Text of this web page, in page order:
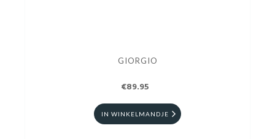
GIORGIO
€89.95
IN WINKELMANDJE